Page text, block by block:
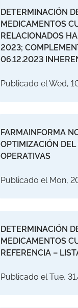
DETERMINACIÓN
MEDICAMENTOS
RELACIONADOS
2023;
06.12.2023
Publicado el Wed,
FARMAINFORMA
OPTIMIZACIÓN
OPERATIVAS
Publicado el Mon,
DETERMINACIÓN
MEDICAMENTOS
REFERENCIA –
Publicado el Tue,